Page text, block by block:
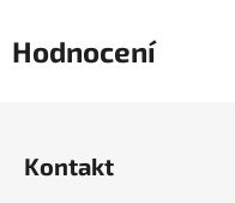
Hodnocení
Kontakt